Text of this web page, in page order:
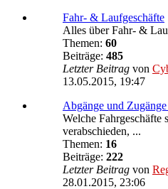
Fahr- & Laufgeschäfte
Alles über Fahr- &
Themen: 60
Beiträge: 485
Letzter Beitrag von
13.05.2015, 19:47
Abgänge und
Welche Fahrgeschäfte
verabschieden, ...
Themen: 16
Beiträge: 222
Letzter Beitrag von
28.01.2015, 23:06